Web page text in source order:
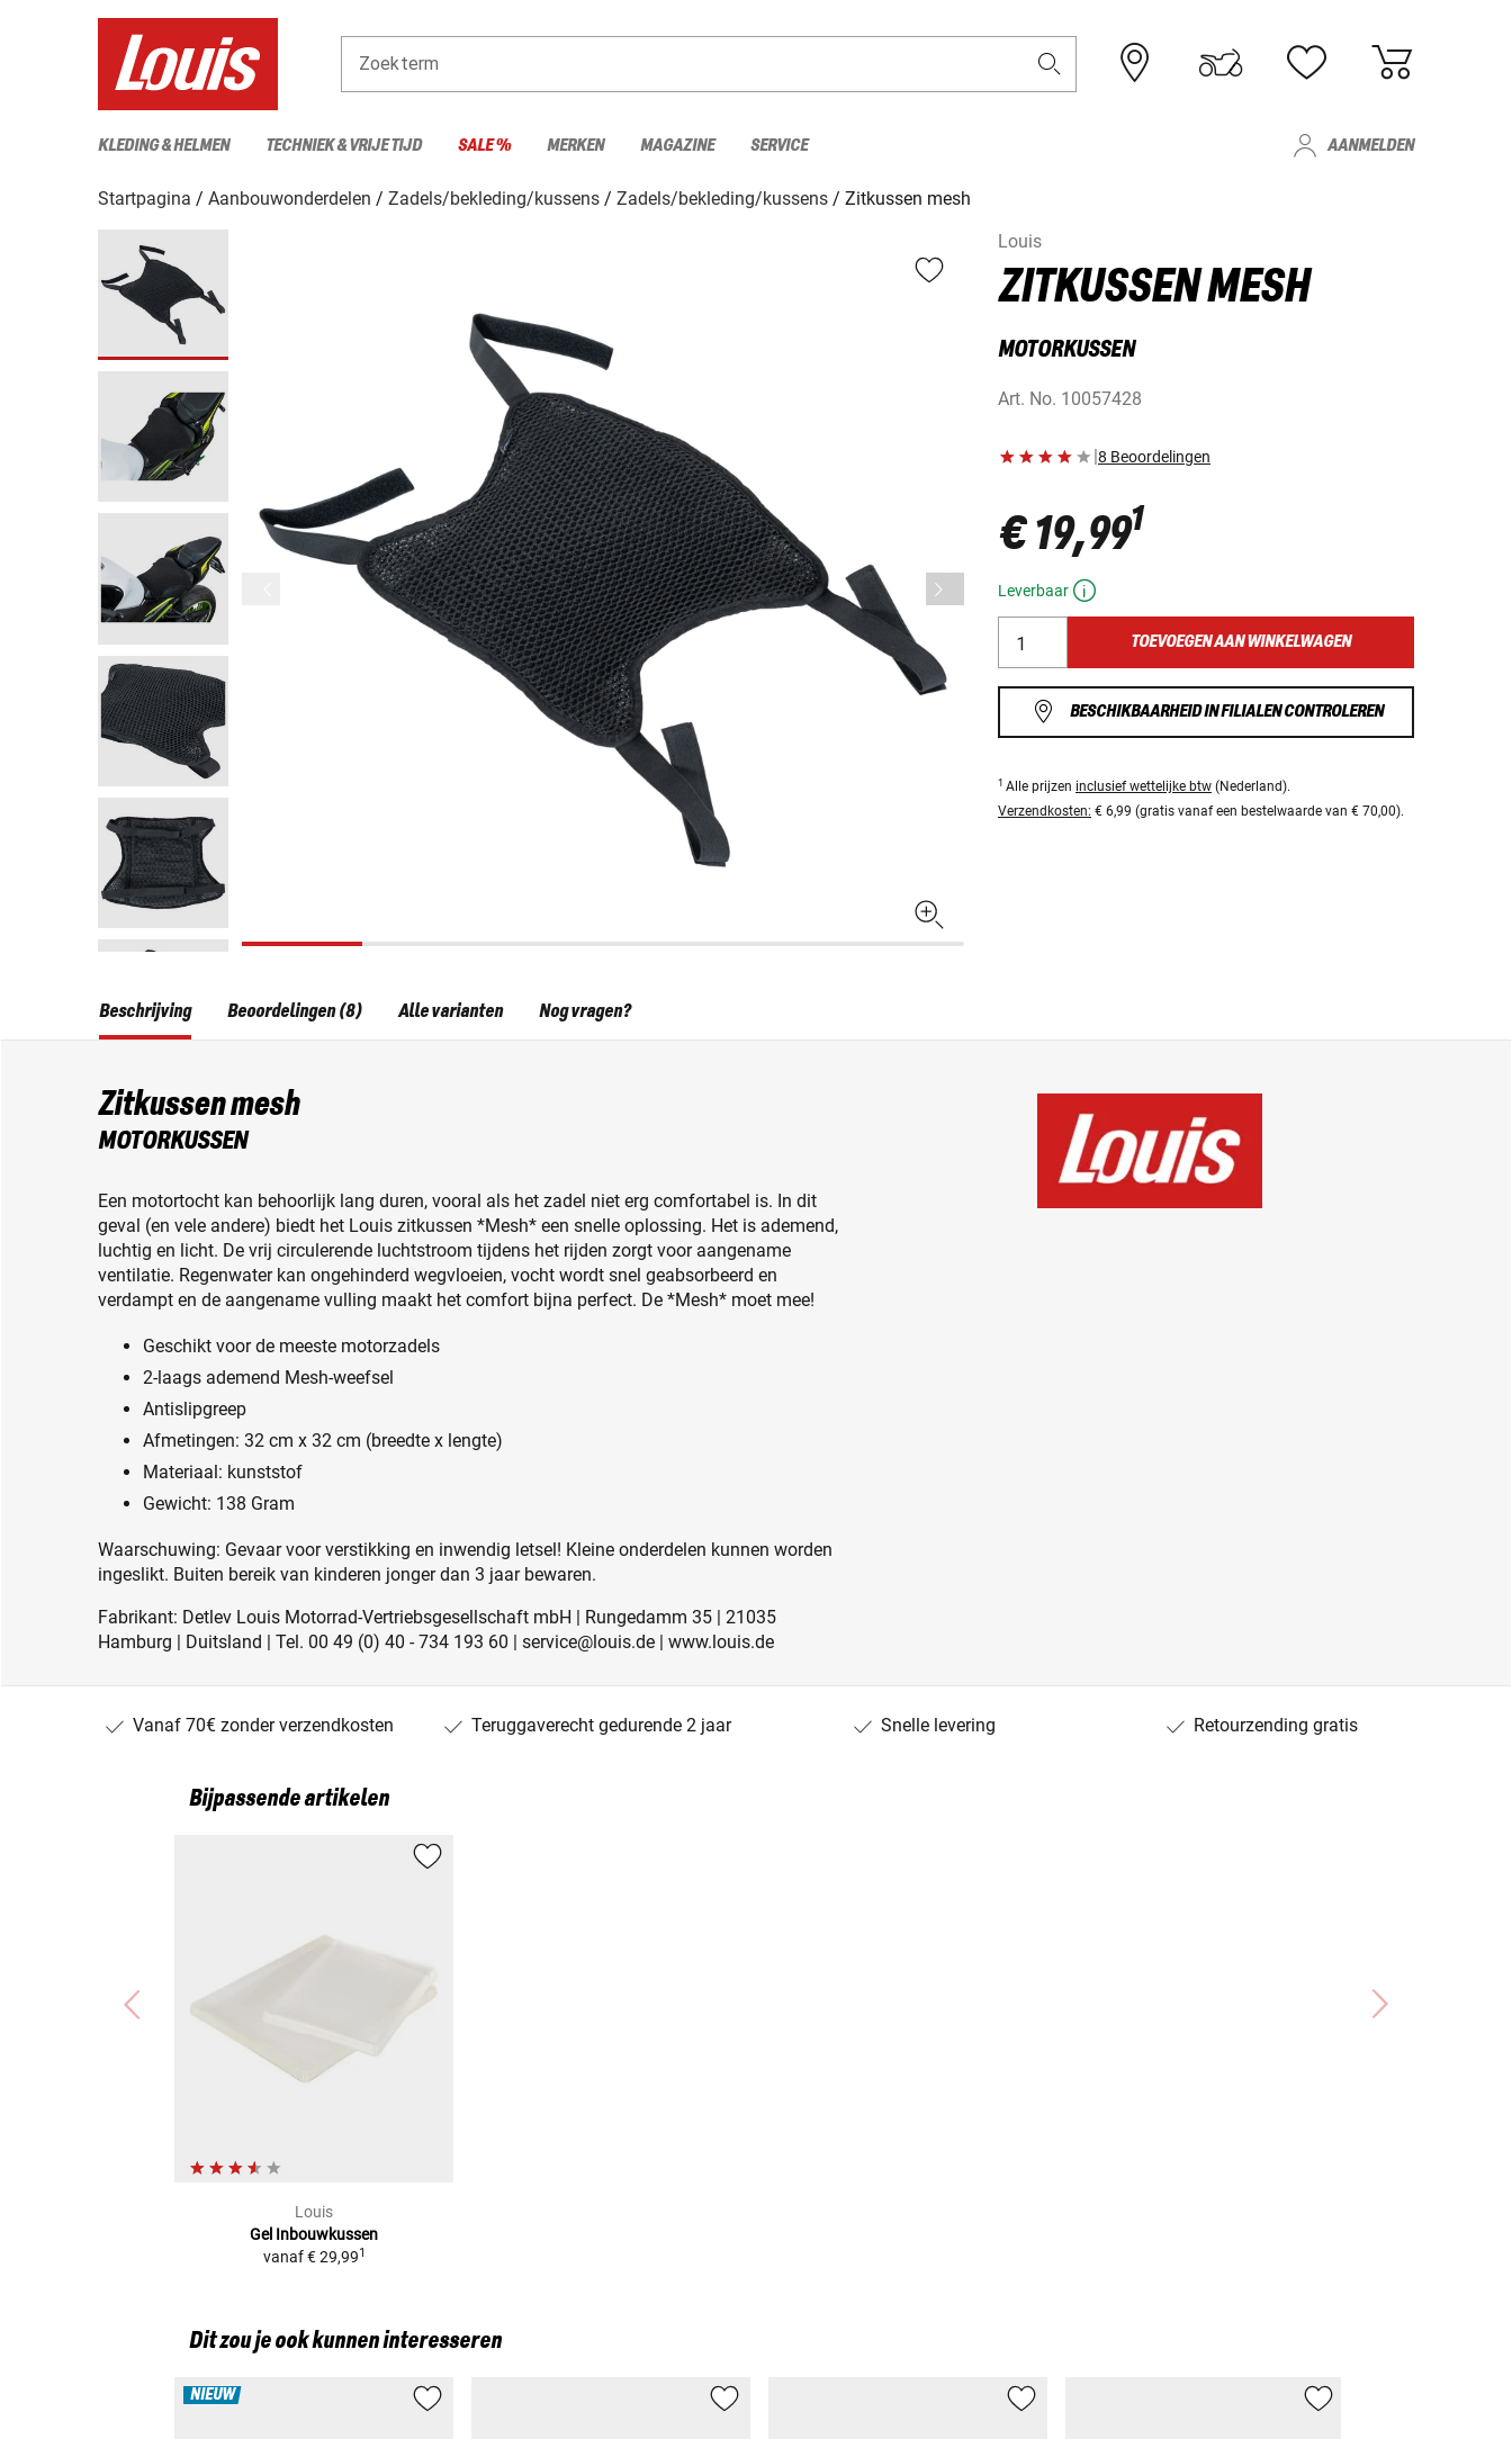
Zoekterm
KLEDING & HELMEN TECHNIEK & VRIJE TIJD SALE % MERKEN MAGAZINE SERVICE AANMELDEN
Startpagina Aanbouwonderdelen Zadels/bekleding/kussens Zadels/bekleding/kussens
Zitkussen mesh
Louis
ZITKUSSEN MESH
MOTORKUSSEN
Art. No. 10057428
|8 Beoordelingen
€ 19,991
Leverbaar
TOEVOEGEN AAN WINKELWAGEN
BESCHIKBAARHEID IN FILIALEN CONTROLEREN
1 Alle prijzen inclusief wettelijke btw (Nederland).
Verzendkosten: € 6,99 (gratis vanaf een bestelwaarde van € 70,00).
Beschrijving
Zitkussen mesh
MOTORKUSSEN
Een motortocht kan behoorlijk lang duren, vooral als het zadel niet erg comfortabel is. In dit
geval (en vele andere) biedt het Louis zitkussen *Mesh* een snelle oplossing. Het is ademend,
luchtig en licht. De vrij circulerende luchtstroom tijdens het rijden zorgt voor aangename
ventilatie. Regenwater kan ongehinderd wegvloeien, vocht wordt snel geabsorbeerd en
verdampt en de aangename vulling maakt het comfort bijna perfect. De *Mesh* moet mee!
Geschikt voor de meeste motorzadels
2-laags ademend Mesh-weefsel
Antislipgreep
Afmetingen: 32 cm x 32 cm (breedte x lengte)
Materiaal: kunststof
Gewicht: 138 Gram
Waarschuwing: Gevaar voor verstikking en inwendig letsel! Kleine onderdelen kunnen worden
ingeslikt. Buiten bereik van kinderen jonger dan 3 jaar bewaren.
Fabrikant: Detlev Louis Motorrad-Vertriebsgesellschaft mbH | Rungedamm 35 | 21035
Hamburg | Duitsland | Tel. 00 49 (0) 40 - 734 193 60 | service@louis.de | www.louis.de
Beoordelingen (8) Alle varianten Nog vragen?
Vanaf 70€ zonder verzendkosten Teruggaverecht gedurende 2 jaar Snelle levering Retourzending gratis
Bijpassende artikelen
Louis
Gel Inbouwkussen
vanaf € 29,991
Dit zou je ook kunnen interesseren
NIEUW